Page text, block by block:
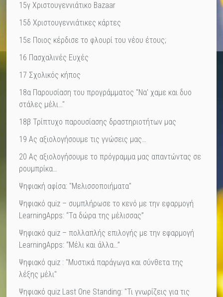
15γ Χριστουγεννιάτικο Bazaar
15δ Χριστουγεννιάτικες κάρτες
15ε Ποιος κέρδισε το φλουρί του νέου έτους;
16 Πασχαλινές Ευχές
17 Σχολικός κήπος
18α Παρουσίαση του προγράμματος "Να' χαμε και δυο
στάλες μέλι…"
18β Τρίπτυχο παρουσίασης δραστηριοτήτων μας
19 Ας αξιολογήσουμε τις γνώσεις μας…
20 Ας αξιολογήσουμε το πρόγραμμα μας απαντώντας σε
ρουμπρίκα…
Ψηφιακή αφίσα: "Μελισσοποιήματα"
Ψηφιακό quiz – συμπλήρωσε το κενό με την εφαρμογή
LearningApps: “Τα δώρα της μέλισσας”
Ψηφιακό quiz – πολλαπλής επιλογής με την εφαρμογή
LearningApps: “Μέλι και άλλα…”
Ψηφιακό quiz : "Μυστικά παράγωγα και σύνθετα της
λέξης μέλι"
Ψηφιακό quiz Last One Standing: "Τι γνωρίζεις για τις